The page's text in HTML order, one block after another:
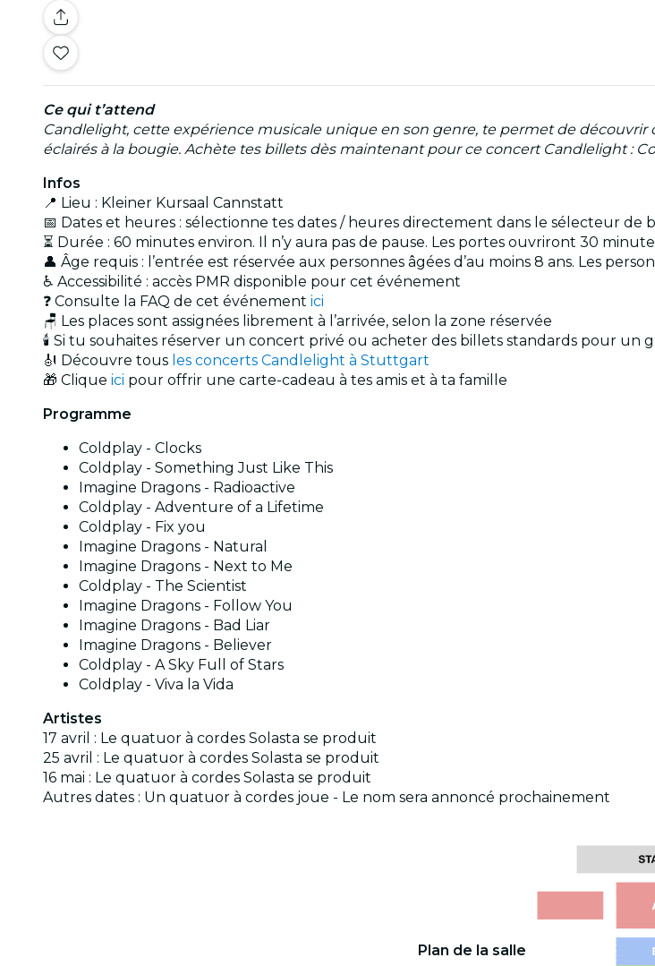
Ce qui t’attend
Candlelight, cette expérience musicale unique en son genre, te permet de
éclairés à la bougie. Achète tes billets dès maintenant pour ce concert Candlelight :
Infos
📍 Lieu : Kleiner Kursaal Cannstatt
📅 Dates et heures : sélectionne tes dates / heures directement dans le sélecteur de
⏳ Durée : 60 minutes environ. Il n’y aura pas de pause. Les portes ouvriront 30
👤 Âge requis : l’entrée est réservée aux personnes âgées d’au moins 8 ans. Les
♿ Accessibilité : accès PMR disponible pour cet événement
❓ Consulte la FAQ de cet événement ici
🪑 Les places sont assignées librement à l’arrivée, selon la zone réservée
🕯️ Si tu souhaites réserver un concert privé ou acheter des billets standards pour un
🎻 Découvre tous les concerts Candlelight à Stuttgart
🎁 Clique ici pour offrir une carte-cadeau à tes amis et à ta famille
Programme
Coldplay - Clocks
Coldplay - Something Just Like This
Imagine Dragons - Radioactive
Coldplay - Adventure of a Lifetime
Coldplay - Fix you
Imagine Dragons - Natural
Imagine Dragons - Next to Me
Coldplay - The Scientist
Imagine Dragons - Follow You
Imagine Dragons - Bad Liar
Imagine Dragons - Believer
Coldplay - A Sky Full of Stars
Coldplay - Viva la Vida
Artistes
17 avril : Le quatuor à cordes Solasta se produit
25 avril : Le quatuor à cordes Solasta se produit
16 mai : Le quatuor à cordes Solasta se produit
Autres dates : Un quatuor à cordes joue - Le nom sera annoncé prochainement
Plan de la salle